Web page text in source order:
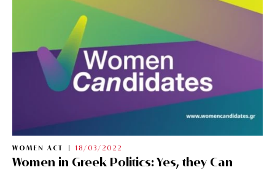
WOMEN ACT 18/03/2022
Women in Greek Politics: Yes, they Can